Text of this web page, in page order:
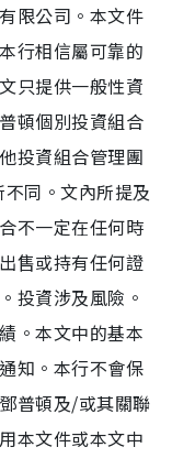
限公司。本文件
行相信屬可靠的
只提供一般性資
頓個別投資組合
投資組合管理團
同。文內所提及
不一定在任何時
售或持有任何證
投資涉及風險。
。本文中的基本
知。本行不會保
普頓及/或其關聯
本文件或本文中